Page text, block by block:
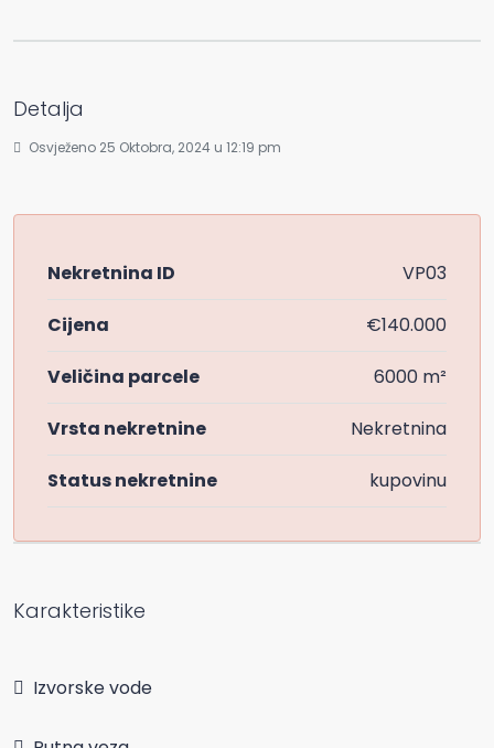
Detalja
Osvježeno 25 Oktobra, 2024 u 12:19 pm
Nekretnina ID VP03
Cijena €140.000
Veličina parcele 6000 m²
Vrsta nekretnine Nekretnina
Status nekretnine kupovinu
Karakteristike
Izvorske vode